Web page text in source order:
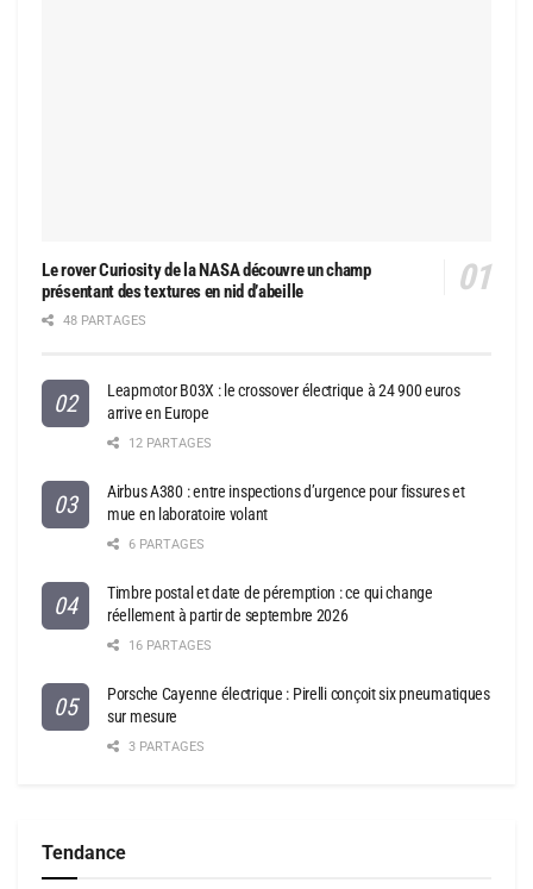
Le rover Curiosity de la NASA découvre un champ
présentant des textures en nid d’abeille
48 PARTAGES
Leapmotor B03X : le crossover électrique à 24 900 euros
arrive en Europe
12 PARTAGES
Airbus A380 : entre inspections d’urgence pour fissures et
mue en laboratoire volant
6 PARTAGES
Timbre postal et date de péremption : ce qui change
réellement à partir de septembre 2026
16 PARTAGES
Porsche Cayenne électrique : Pirelli conçoit six pneumatiques
sur mesure
3 PARTAGES
Tendance